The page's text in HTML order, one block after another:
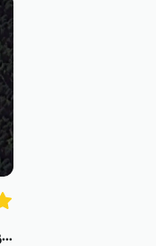
ქორბუდას ასი იგავი კარი-2